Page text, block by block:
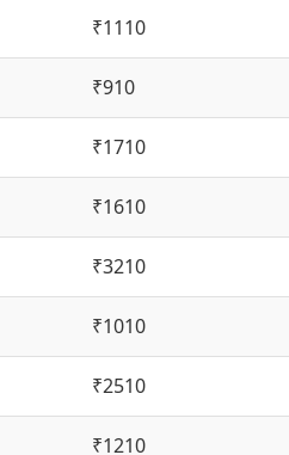
₹1110
₹910
₹1710
₹1610
₹3210
₹1010
₹2510
₹1210